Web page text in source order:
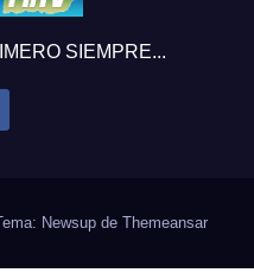
SIEMPRE...
Newsup de Themeansar